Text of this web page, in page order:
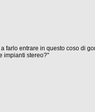
farlo entrare in questo coso di
impianti stereo?"